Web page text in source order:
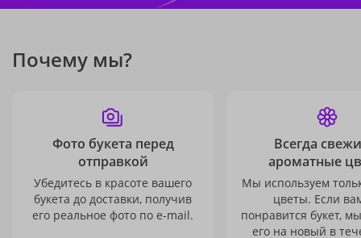
Почему мы?
Фото букета перед
отправкой
Убедитесь в красоте вашего
букета до доставки, получив
его реальное фото по e-mail.
Всегда
ароматные
Мы используем
цветы. Если
понравится букет,
его на новый в